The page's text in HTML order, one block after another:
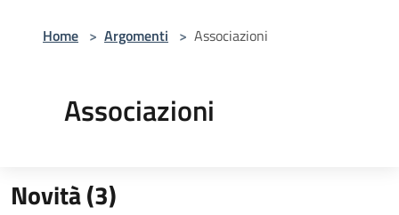
Home > Argomenti > Associazioni
Associazioni
Novità (3)